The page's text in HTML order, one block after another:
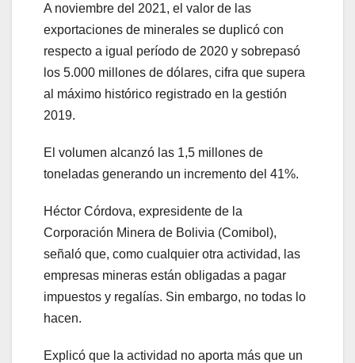
A noviembre del 2021, el valor de las
exportaciones de minerales se duplicó con
respecto a igual período de 2020 y sobrepasó
los 5.000 millones de dólares, cifra que supera
al máximo histórico registrado en la gestión
2019.
El volumen alcanzó las 1,5 millones de
toneladas generando un incremento del 41%.
Héctor Córdova, expresidente de la
Corporación Minera de Bolivia (Comibol),
señaló que, como cualquier otra actividad, las
empresas mineras están obligadas a pagar
impuestos y regalías. Sin embargo, no todas lo
hacen.
Explicó que la actividad no aporta más que un